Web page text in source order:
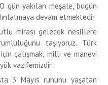
gün yakılan meşale, bugün
devam etmektedir.
mirası gelecek nesillere
taşıyoruz. Türk
çalışmak; milli ve manevi
vazifemizdir.
3 Mayıs ruhunu yaşatan